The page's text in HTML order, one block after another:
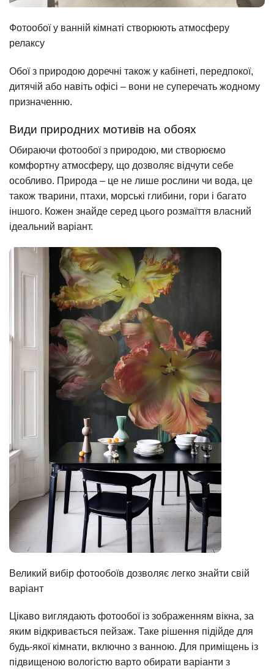
Фотообої у ванній кімнаті створюють атмосферу
релаксу
Обої з природою доречні також у кабінеті, передпокої,
дитячій або навіть офісі – вони не суперечать жодному
призначенню.
Види природних мотивів на обоях
Обираючи фотообої з природою, ми створюємо
комфортну атмосферу, що дозволяє відчути себе
особливо. Природа – це не лише рослини чи вода, це
також тварини, птахи, морські глибини, гори і багато
іншого. Кожен знайде серед цього розмаїття власний
ідеальний варіант.
Великий вибір фотообоїв дозволяє легко знайти свій
варіант
Цікаво виглядають фотообої із зображенням вікна, за
яким відкривається пейзаж. Таке рішення підійде для
будь-якої кімнати, включно з ванною. Для приміщень із
підвищеною вологістю варто обирати варіанти з